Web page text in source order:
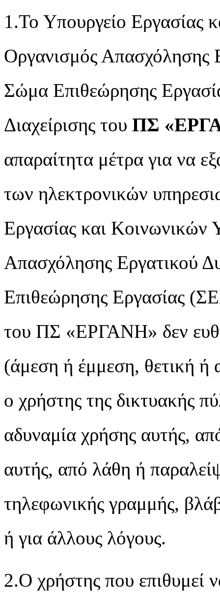
1.Το Υπουργείο Εργασίας
Οργανισμός
Σώμα Επιθεώρησης
Διαχείρισης του ΠΣ
απαραίτητα μέτρα για να
των ηλεκτρονικών
Εργασίας και
Απασχόλησης Εργατικού
Επιθεώρησης Εργασίας
του ΠΣ «ΕΡΓΑΝΗ» δεν
(άμεση ή έμμεση, θετική ή
ο χρήστης της δικτυακής
αδυναμία χρήσης αυτής,
αυτής, από λάθη ή
τηλεφωνικής γραμμής,
ή για άλλους λόγους.
2.Ο χρήστης που επιθυμεί